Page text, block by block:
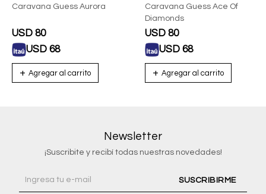
Caravana Guess Aurora
USD 80
USD 68
Caravana Guess Ace Of
Diamonds
USD 80
USD 68
Newsletter
¡Suscribite y recibí todas nuestras novedades!
SUSCRIBIRME